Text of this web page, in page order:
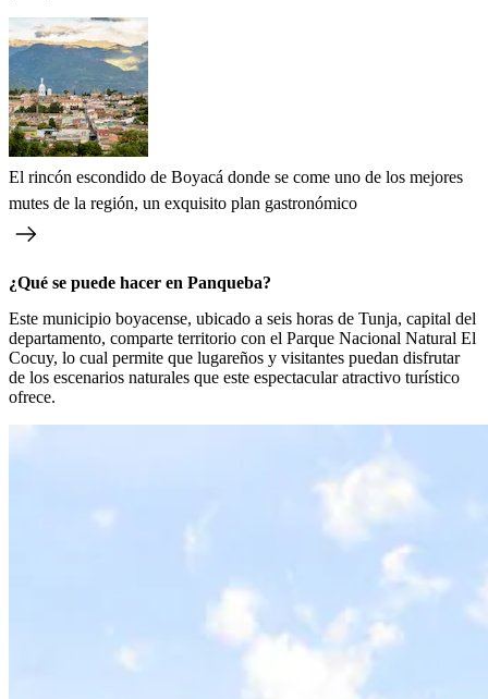
El rincón escondido de Boyacá donde se come uno de los mejores
mutes de la región, un exquisito plan gastronómico
¿Qué se puede hacer en Panqueba?
Este municipio boyacense, ubicado a seis horas de Tunja, capital del
departamento, comparte territorio con el Parque Nacional Natural El
Cocuy, lo cual permite que lugareños y visitantes puedan disfrutar
de los escenarios naturales que este espectacular atractivo turístico
ofrece.